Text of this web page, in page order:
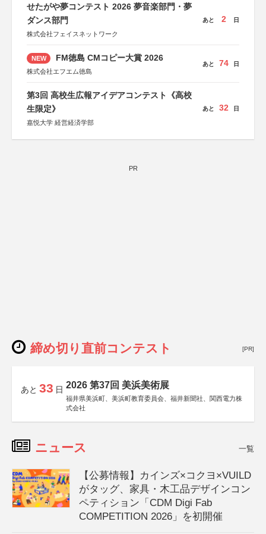
せたがや夢コンテスト 2026 夢音楽部門・夢
ダンス部門
株式会社フェイスネットワーク
あと 2 日
NEW FM徳島 CMコピー大賞 2026
株式会社エフエム徳島
あと 74 日
第3回 高校生広報アイデアコンテスト《高校
生限定》
嘉悦大学 経営経済学部
あと 32 日
PR
締め切り直前コンテスト [PR]
あと 33 日 2026 第37回 美浜美術展
福井県美浜町、美浜町教育委員会、福井新聞社、関西電力株
式会社
ニュース 一覧
【公募情報】カインズ×コクヨ×VUILD
がタッグ、家具・木工品デザインコン
ペティション「CDM Digi Fab
COMPETITION 2026」を初開催